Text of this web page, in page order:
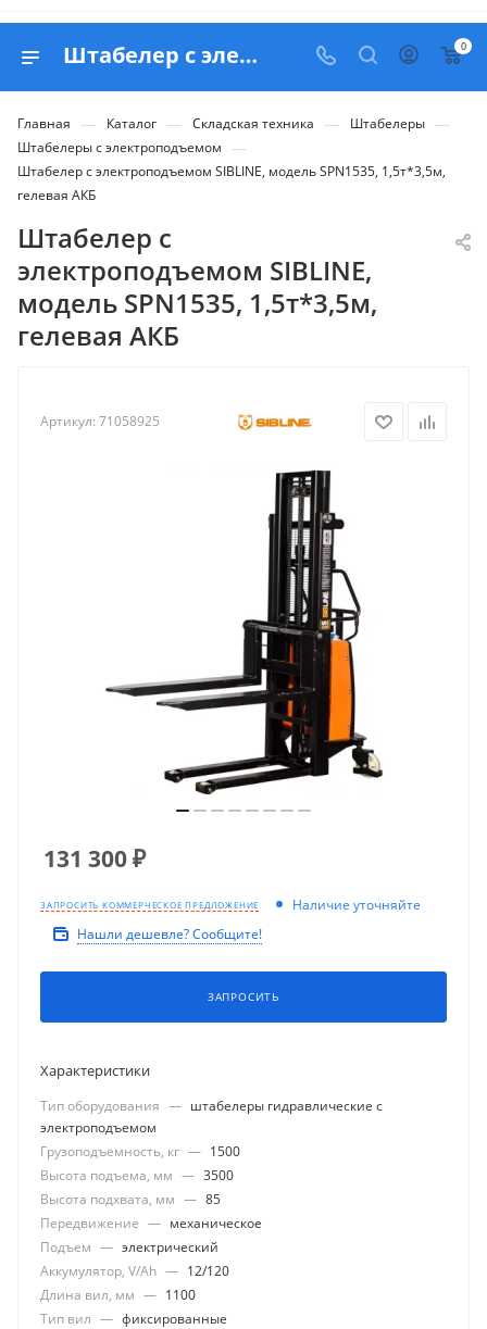
Штабелер с электроподъемом SIBLINE, модель SPN1535, 1,5т*3,5м, гелевая АКБ - купить в Belapex 0
Главная — Каталог — Складская техника — Штабелеры —
Штабелеры с электроподъемом —
Штабелер с электроподъемом SIBLINE, модель SPN1535, 1,5т*3,5м,
гелевая АКБ
Штабелер с
электроподъемом SIBLINE,
модель SPN1535, 1,5т*3,5м,
гелевая АКБ
Артикул: 71058925
131 300₽
ЗАПРОСИТЬ КОММЕРЧЕСКОЕ ПРЕДЛОЖЕНИЕ
Наличие уточняйте
Нашли дешевле? Сообщите!
ЗАПРОСИТЬ
Характеристики
Тип оборудования — штабелеры гидравлические с
электроподъемом
Грузоподъемность, кг — 1500
Высота подъема, мм — 3500
Высота подхвата, мм — 85
Передвижение — механическое
Подъем — электрический
Аккумулятор, V/Ah — 12/120
Длина вил, мм — 1100
Тип вил — фиксированные